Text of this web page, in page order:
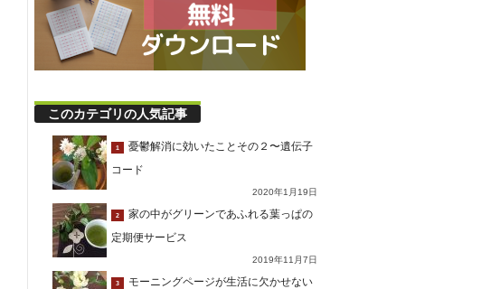
このカテゴリの人気記事
1
憂鬱解消に効いたことその２〜遺伝子
コード
2020年1月19日
2
家の中がグリーンであふれる葉っぱの
定期便サービス
2019年11月7日
3
モーニングページが生活に欠かせない